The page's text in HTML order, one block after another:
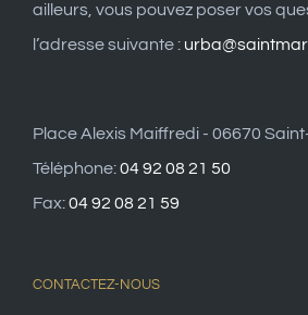
ailleurs, vous pouvez poser vos
l’adresse suivante :
Place Alexis Maiffredi - 06670
Téléphone:04 92 08 21 50
Fax:04 92 08 21 59
CONTACTEZ-NOUS